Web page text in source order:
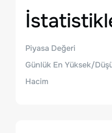
Piyasa Değeri
Günlük En Yüksek/
Hacim